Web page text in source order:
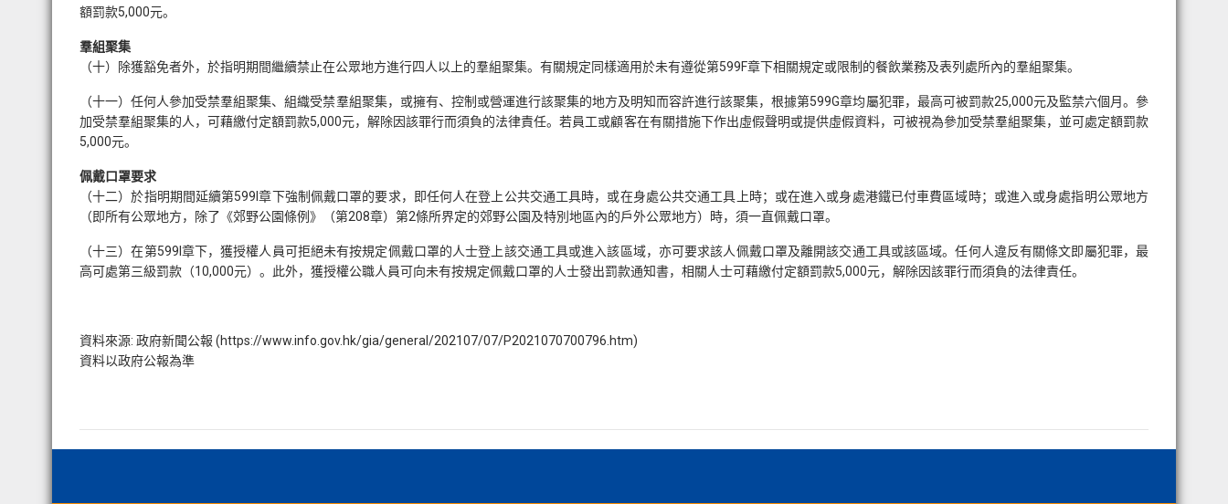
額罰款5,000元。
羣組聚集
（十）除獲豁免者外，於指明期間繼續禁止在公眾地方進行四人以上的羣組聚集。有關規定同樣適用於未有遵從第599F章下相關規定或限制的餐飲業務及表列處所內的羣組聚集。
（十一）任何人參加受禁羣組聚集、組織受禁羣組聚集，或擁有、控制或營運進行該聚集的地方及明知而容許進行該聚集，根據第599G章均屬犯罪，最高可被罰款25,000元及監禁六個月。參
加受禁羣組聚集的人，可藉繳付定額罰款5,000元，解除因該罪行而須負的法律責任。若員工或顧客在有關措施下作出虛假聲明或提供虛假資料，可被視為參加受禁羣組聚集，並可處定額罰款
5,000元。
佩戴口罩要求
（十二）於指明期間延續第599I章下強制佩戴口罩的要求，即任何人在登上公共交通工具時，或在身處公共交通工具上時；或在進入或身處港鐵已付車費區域時；或進入或身處指明公眾地方
（即所有公眾地方，除了《郊野公園條例》（第208章）第2條所界定的郊野公園及特別地區內的戶外公眾地方）時，須一直佩戴口罩。
（十三）在第599I章下，獲授權人員可拒絕未有按規定佩戴口罩的人士登上該交通工具或進入該區域，亦可要求該人佩戴口罩及離開該交通工具或該區域。任何人違反有關條文即屬犯罪，最
高可處第三級罰款（10,000元）。此外，獲授權公職人員可向未有按規定佩戴口罩的人士發出罰款通知書，相關人士可藉繳付定額罰款5,000元，解除因該罪行而須負的法律責任。
資料來源: 政府新聞公報 (https://www.info.gov.hk/gia/general/202107/07/P2021070700796.htm)
資料以政府公報為準